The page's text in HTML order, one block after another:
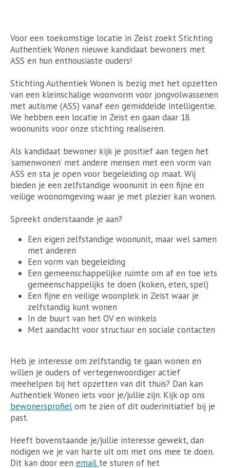
Voor een toekomstige locatie in Zeist zoekt Stichting
Authentiek Wonen nieuwe kandidaat bewoners met
ASS en hun enthousiaste ouders!
Stichting Authentiek Wonen is bezig met het opzetten
van een kleinschalige woonvorm voor jongvolwassenen
met autisme (ASS) vanaf een gemiddelde intelligentie.
We hebben een locatie in Zeist en gaan daar 18
woonunits voor onze stichting realiseren.
Als kandidaat bewoner kijk je positief aan tegen het
‘samenwonen’ met andere mensen met een vorm van
ASS en sta je open voor begeleiding op maat. Wij
bieden je een zelfstandige woonunit in een fijne en
veilige woonomgeving waar je met plezier kan wonen.
Spreekt onderstaande je aan?
Een eigen zelfstandige woonunit, maar wel samen
met anderen
Een vorm van begeleiding
Een gemeenschappelijke ruimte om af en toe iets
gemeenschappelijks te doen (koken, eten, spel)
Een fijne en veilige woonplek in Zeist waar je
zelfstandig kunt wonen
In de buurt van het OV en winkels
Met aandacht voor structuur en sociale contacten
Heb je interesse om zelfstandig te gaan wonen en
willen je ouders of vertegenwoordiger actief
meehelpen bij het opzetten van dit thuis? Dan kan
Authentiek Wonen iets voor je/jullie zijn. Kijk op ons
bewonersprofiel om te zien of dit ouderinitiatief bij je
past.
Heeft bovenstaande je/jullie interesse gewekt, dan
nodigen we je van harte uit om met ons mee te doen.
Dit kan door een email te sturen of het